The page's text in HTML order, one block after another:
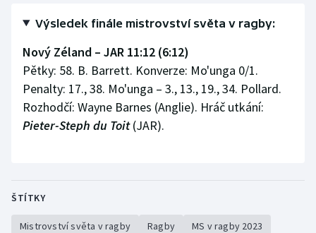
Výsledek finále mistrovství světa v ragby:
Nový Zéland – JAR 11:12 (6:12)
Pětky: 58. B. Barrett. Konverze: Mo'unga 0/1.
Penalty: 17., 38. Mo'unga – 3., 13., 19., 34. Pollard.
Rozhodčí: Wayne Barnes (Anglie). Hráč utkání:
Pieter-Steph du Toit(JAR).
ŠTÍTKY
Mistrovství světa v ragby Ragby MS v ragby 2023